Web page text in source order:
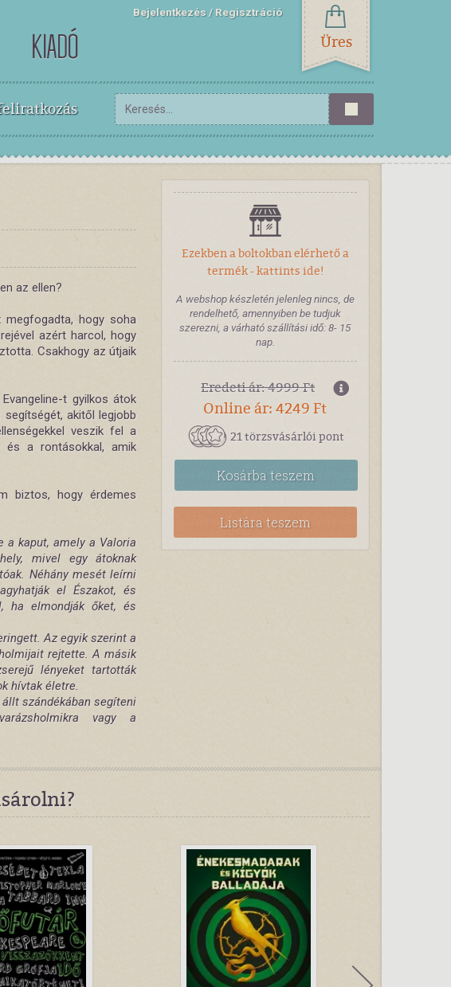
KIADÓ
Bejelentkezés Regisztráció
Üres
az ellen?
megfogadta, hogy soha
azért harcol, hogy
Csakhogy az útjaik
Evangeline-t gyilkos átok
akitől legjobb
veszik fel a
és a rontásokkal, amik
biztos, hogy érdemes
a kaput, amely a Valoria
mivel egy átoknak
Néhány mesét leírni
el Északot, és
ha elmondják őket, és
Az egyik szerint a
rejtette. A másik
lényeket tartották
hívtak életre.
szándékában segíteni
vagy a
Ezekben a boltokban elérhető a
termék - kattints ide!
A webshop készletén jelenleg nincs, de
rendelhető, amennyiben be tudjuk
szerezni, a várható szállítási idő: 8- 15
nap.
Eredeti ár: 4999 Ft
Online ár: 4249 Ft
21 törzsvásárlói pont
Kosárbateszem
Listára teszem